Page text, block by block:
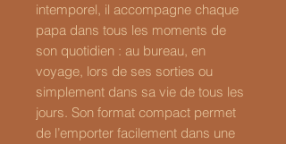
intemporel, il accompagne chaque
papa dans tous les moments de
son quotidien : au bureau, en
voyage, lors de ses sorties ou
simplement dans sa vie de tous les
jours. Son format compact permet
de l’emporter facilement dans une